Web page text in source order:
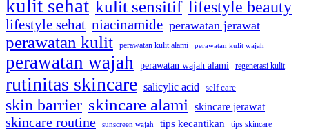
kulit sehat kulit sensitif lifestyle beauty
lifestyle sehat niacinamide perawatan jerawat
perawatan kulit perawatan kulit alami perawatan kulit wajah
perawatan wajah perawatan wajah alami regenerasi kulit
rutinitas skincare salicylic acid self care
skin barrier skincare alami skincare jerawat
skincare routine sunscreen wajah tips kecantikan tips skincare